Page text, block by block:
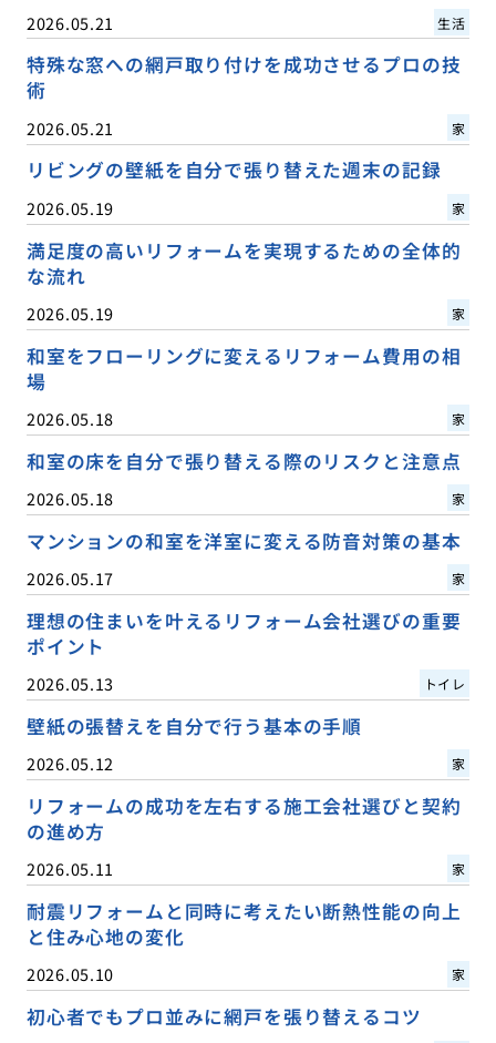
2026.05.21 生活
特殊な窓への網戸取り付けを成功させるプロの技
術
2026.05.21 家
リビングの壁紙を自分で張り替えた週末の記録
2026.05.19 家
満足度の高いリフォームを実現するための全体的
な流れ
2026.05.19 家
和室をフローリングに変えるリフォーム費用の相
場
2026.05.18 家
和室の床を自分で張り替える際のリスクと注意点
2026.05.18 家
マンションの和室を洋室に変える防音対策の基本
2026.05.17 家
理想の住まいを叶えるリフォーム会社選びの重要
ポイント
2026.05.13 トイレ
壁紙の張替えを自分で行う基本の手順
2026.05.12 家
リフォームの成功を左右する施工会社選びと契約
の進め方
2026.05.11 家
耐震リフォームと同時に考えたい断熱性能の向上
と住み心地の変化
2026.05.10 家
初心者でもプロ並みに網戸を張り替えるコツ